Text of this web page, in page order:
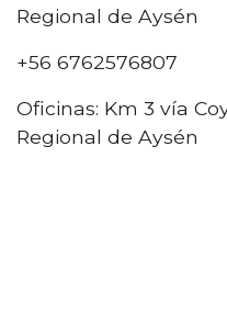
Regional de Aysén
+56 6762576807
Oficinas: Km 3 vía
Regional de Aysén